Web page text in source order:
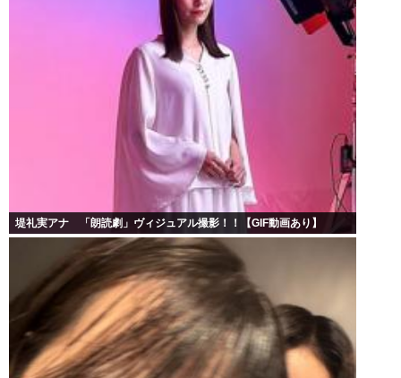
堤礼実アナ 「朗読劇」ヴィジュアル撮影！！【GIF動画あり】